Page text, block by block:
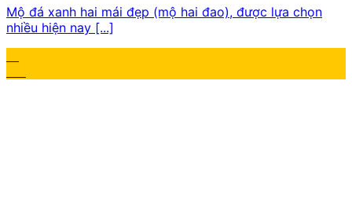
Mộ đá xanh hai mái đẹp (mộ hai đao), được lựa chọn
nhiều hiện nay [...]